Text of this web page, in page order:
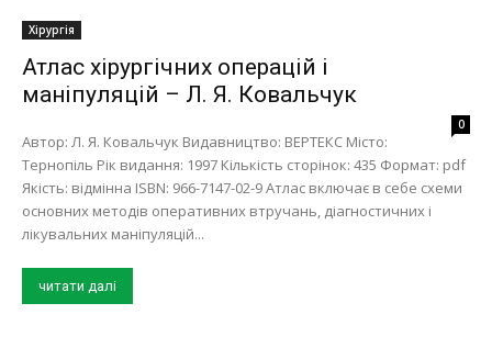
Хірургія
Атлас хірургічних операцій і
маніпуляцій – Л. Я. Ковальчук
0
Автор: Л. Я. Ковальчук Видавництво: ВЕРТЕКС Місто:
Тернопіль Рік видання: 1997 Кількість сторінок: 435 Формат: pdf
Якість: відмінна ISBN: 966-7147-02-9 Атлас включає в себе схеми
основних методів оперативних втручань, діагностичних і
лікувальних маніпуляцій...
читати далі